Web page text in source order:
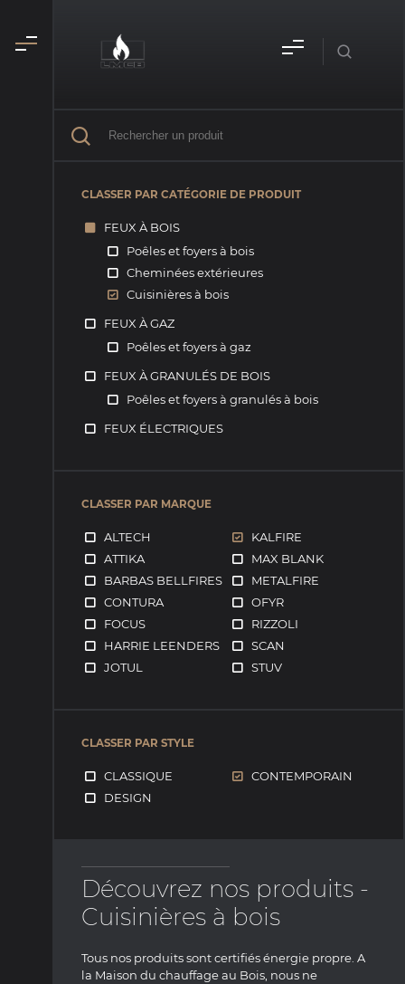
CLASSER PAR CATÉGORIE DE PRODUIT
FEUX À BOIS
Poêles et foyers à bois
Cheminées extérieures
Cuisinières à bois
FEUX À GAZ
Poêles et foyers à gaz
FEUX À GRANULÉS DE BOIS
Poêles et foyers à granulés à bois
FEUX ÉLECTRIQUES
CLASSER PAR MARQUE
ALTECH
ATTIKA
BARBAS BELLFIRES
CONTURA
FOCUS
HARRIE LEENDERS
JOTUL
KALFIRE
MAX BLANK
METALFIRE
OFYR
RIZZOLI
SCAN
STUV
CLASSER PAR STYLE
CLASSIQUE
CONTEMPORAIN
DESIGN
Découvrez nos produits -
Cuisinières à bois
Tous nos produits sont certifiés énergie propre. A
la Maison du chauffage au Bois, nous ne